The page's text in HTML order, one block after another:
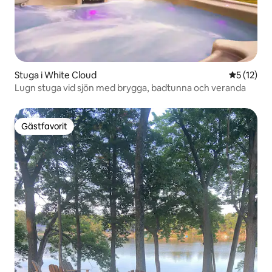
Stuga i White Cloud 5 av 5 i
5 (12)
Lugn stuga vid sjön med brygga, badtunna och veranda
Gästfavorit
Gästfavorit